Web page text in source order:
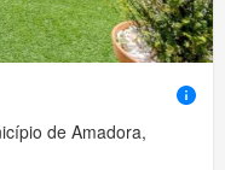
de Amadora,